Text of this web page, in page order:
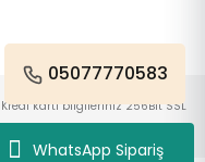
WhatsApp Sipariş
05077770583
kartı bilgileriniz 256Bit SSL